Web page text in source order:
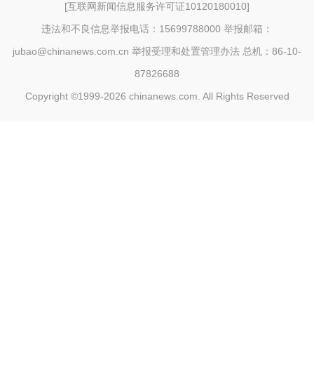
[互联网新闻信息服务许可证10120180010]
违法和不良信息举报电话：15699788000 举报邮箱：
jubao@chinanews.com.cn 举报受理和处置管理办法 总机：86-10-
87826688
Copyright ©1999-2026 chinanews.com. All Rights Reserved